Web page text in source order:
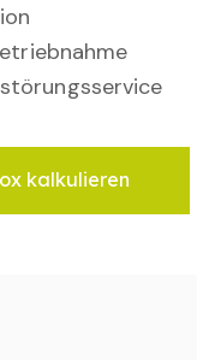
kalkulieren